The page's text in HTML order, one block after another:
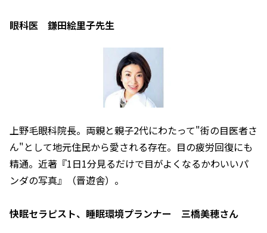
眼科医 鎌田絵里子先生
上野毛眼科院長。両親と親子2代にわたって"街の目医者さ
ん"として地元住民から愛される存在。目の疲労回復にも
精通。近著『1日1分見るだけで目がよくなるかわいいパ
ンダの写真』（晋遊舎）。
快眠セラピスト、睡眠環境プランナー 三橋美穂さん